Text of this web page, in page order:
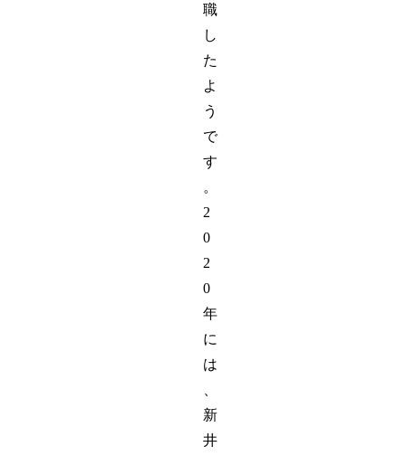
職
し
た
よ
う
で
す
。
2
0
2
0
年
に
は
新
井